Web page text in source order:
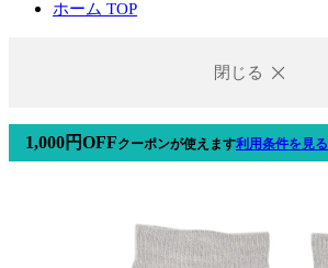
ホーム TOP
閉じる
1,000円OFFクーポンが使えます利用条件を見る